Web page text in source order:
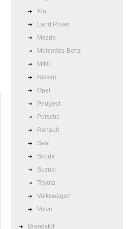
Kia
Land Rover
Mazda
Mercedes-Benz
MINI
Nissan
Opel
Peugeot
Porsche
Renault
Seat
Skoda
Suzuki
Toyota
Volkswagen
Volvo
Brandstof